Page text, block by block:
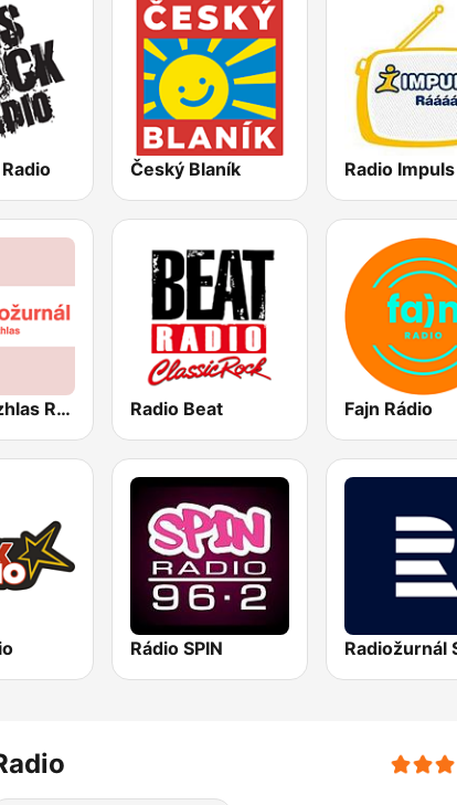
Český Blaník Radio Impuls
Český rozhlas Radiožurnál Radio Beat Fajn Rádio
Rádio SPIN Radiožurnál